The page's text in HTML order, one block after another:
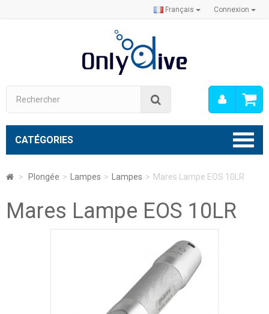
Connexion
Français
Mon
CATÉGORIES
> Plongée > Lampes > Lampes > Mares Lampe EOS 10LR
Mares Lampe EOS 10LR